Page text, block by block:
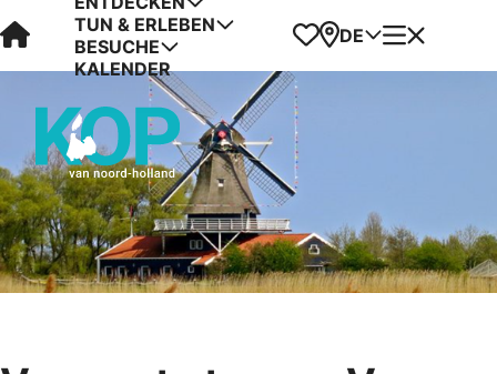
Visit Kop van Holland
TUN & ERLEBEN
BESUCHE
KALENDER
Favoriten
Karte
DE Menü